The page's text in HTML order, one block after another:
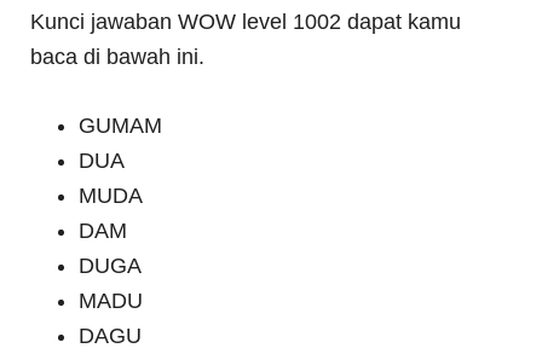
Kunci jawaban WOW level 1002 dapat kamu
baca di bawah ini.
GUMAM
DUA
MUDA
DAM
DUGA
MADU
DAGU